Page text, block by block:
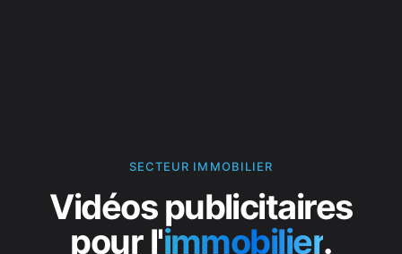
SECTEUR IMMOBILIER
Vidéos publicitaires
pour l'immobilier.